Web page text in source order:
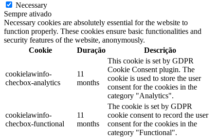
Necessary
Sempre ativado
Necessary cookies are absolutely essential for the website to
function properly. These cookies ensure basic functionalities and
security features of the website, anonymously.
Cookie
Duração Descrição
cookielawinfo-
checbox-analytics
11
months
This cookie is set by GDPR
Cookie Consent plugin. The
cookie is used to store the user
consent for the cookies in the
category "Analytics".
cookielawinfo-
checbox-functional
11
months
The cookie is set by GDPR
cookie consent to record the user
consent for the cookies in the
category "Functional".